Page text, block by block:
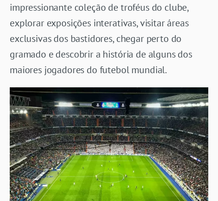
impressionante coleção de troféus do clube,
explorar exposições interativas, visitar áreas
exclusivas dos bastidores, chegar perto do
gramado e descobrir a história de alguns dos
maiores jogadores do futebol mundial.